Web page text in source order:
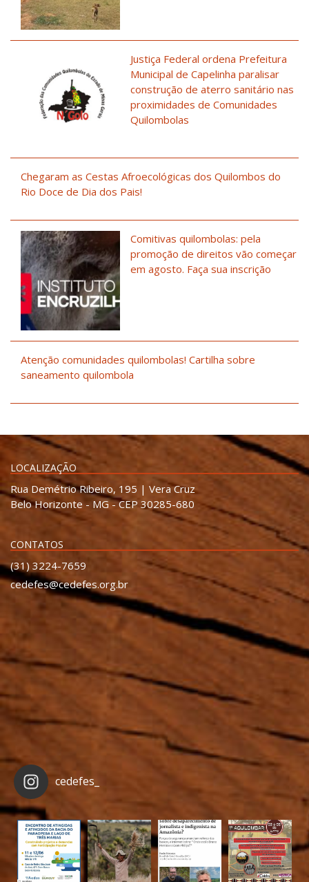
Justiça Federal ordena Prefeitura
Municipal de Capelinha paralisar
construção de aterro sanitário nas
proximidades de Comunidades
Quilombolas
Chegaram as Cestas Afroecológicas dos Quilombos do
Rio Doce de Dia dos Pais!
Comitivas quilombolas: pela
promoção de direitos vão começar
em agosto. Faça sua inscrição
Atenção comunidades quilombolas! Cartilha sobre
saneamento quilombola
LOCALIZAÇÃO
Rua Demétrio Ribeiro, 195 | Vera Cruz
Belo Horizonte - MG - CEP 30285-680
CONTATOS
(31) 3224-7659
cedefes@cedefes.org.br
cedefes_